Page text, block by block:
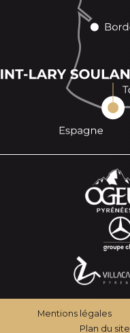
Mentions légales
Plan du site